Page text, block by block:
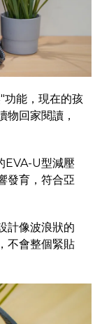
功能，現在的孩
物回家閱讀，
EVA-U型減壓
發育，符合亞
計像波浪狀的
不會整個緊貼